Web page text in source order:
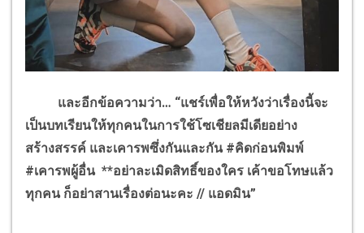
และอีกข้อความว่า… “แชร์เพื่อให้หวังว่าเรื่องนี้จะ
เป็นบทเรียนให้ทุกคนในการใช้โซเชียลมีเดียอย่าง
สร้างสรรค์ และเคารพซึ่งกันและกัน #คิดก่อนพิมพ์
#เคารพผู้อื่น **อย่าละเมิดสิทธิ์ของใคร เค้าขอโทษแล้ว
ทุกคน ก็อย่าสานเรื่องต่อนะคะ // แอดมิน”